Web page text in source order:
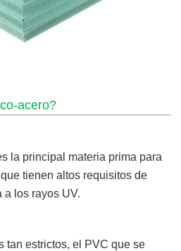
acero?
la principal materia prima para
tienen altos requisitos de
a los rayos UV.
tan estrictos, el PVC que se